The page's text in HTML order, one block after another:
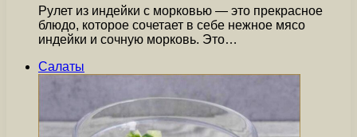
Рулет из индейки с морковью — это прекрасное
блюдо, которое сочетает в себе нежное мясо
индейки и сочную морковь. Это…
Салаты